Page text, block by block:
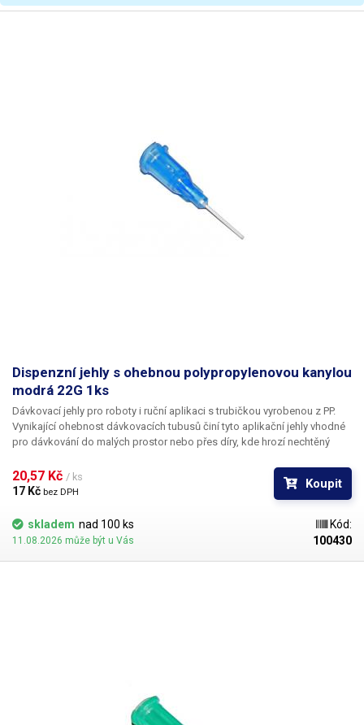
Dispenzní jehly s ohebnou polypropylenovou kanylou
modrá 22G 1ks
Dávkovací jehly pro roboty i ruční aplikaci s trubičkou vyrobenou z PP.
Vynikající ohebnost dávkovacích tubusů činí tyto aplikační jehly vhodné
pro dávkování do malých prostor nebo přes díry, kde hrozí nechtěný
popřípadě hrozí poškození obrobku nechtěným kontaktem s hrotem
jehly.
20,57 Kč / ks
17 Kč bez DPH
Koupit
skladem nad 100 ks
11.08.2026 může být u Vás
Kód:
100430